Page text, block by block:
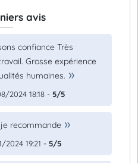
avis
confiance Très
Grosse expérience
humaines.
2024 18:18 - 5/5
recommande
2024 19:21 - 5/5